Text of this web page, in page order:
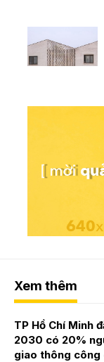
Xem thêm
TP Hồ Chí Minh
2030 có 20%
giao thông công